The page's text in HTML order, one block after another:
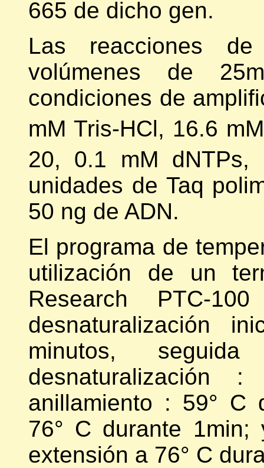
665 de dicho gen.
Las reacciones
volúmenes de
condiciones de
mM Tris-HCl, 16.6
20, 0.1 mM dNTPs,
unidades de Taq
50 ng de ADN.
El programa de
utilización de un
Research PTC-
desnaturalización
minutos,
desnaturalización
anillamiento : 59° C
76° C durante
extensión a 76° C